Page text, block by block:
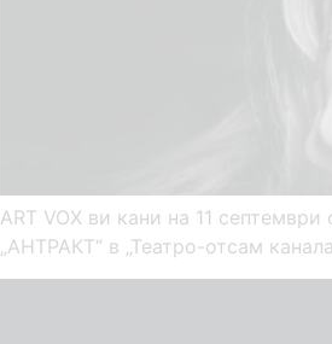
ART VOX ви кани на 11
„АНТРАКТ“ в „Театро-отсам